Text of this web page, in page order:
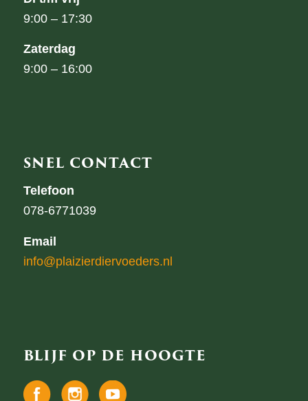
9:00 – 17:30
Zaterdag
9:00 – 16:00
SNEL CONTACT
Telefoon
078-6771039
Email
info@plaizierdiervoeders.nl
BLIJF OP DE HOOGTE